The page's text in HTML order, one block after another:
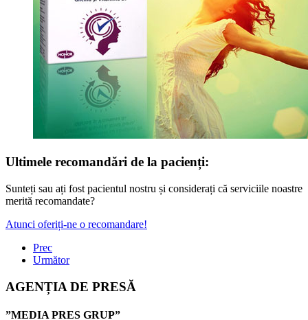
Ultimele recomandări de la pacienți:
Sunteți sau ați fost pacientul nostru și considerați că serviciile noastre
merită recomandate?
Atunci oferiți-ne o recomandare!
Prec
Următor
AGENȚIA DE PRESĂ
”MEDIA PRES GRUP”